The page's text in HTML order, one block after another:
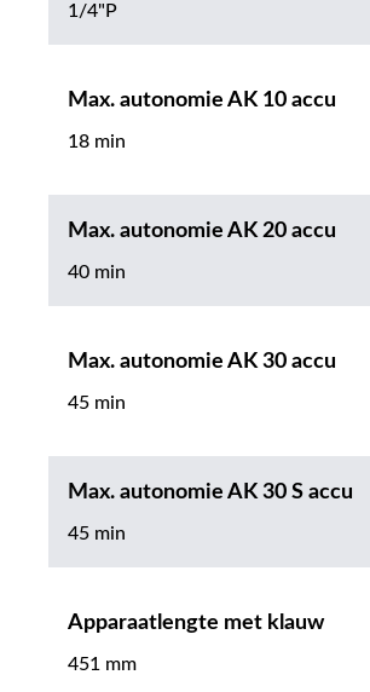
1/4"P
Max. autonomie AK 10 accu
18 min
Max. autonomie AK 20 accu
40 min
Max. autonomie AK 30 accu
45 min
Max. autonomie AK 30 S accu
45 min
Apparaatlengte met klauw
451 mm